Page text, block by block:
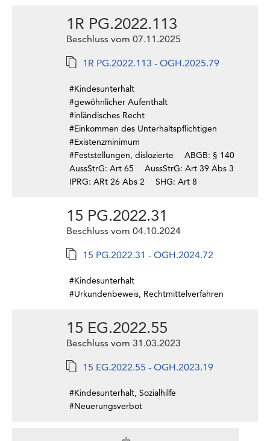
1R PG.2022.113
Beschluss vom 07.11.2025
1R PG.2022.113 - OGH.2025.79
#Kindesunterhalt
#gewöhnlicher Aufenthalt
#inländisches Recht
#Einkommen des Unterhaltspflichtigen
#Existenzminimum
#Feststellungen, dislozierte
ABGB: § 140
AussStrG: Art 65
AussStrG: Art 39 Abs 3
IPRG: ARt 26 Abs 2
SHG: Art 8
15 PG.2022.31
Beschluss vom 04.10.2024
15 PG.2022.31 - OGH.2024.72
#Kindesunterhalt
#Urkundenbeweis, Rechtmittelverfahren
15 EG.2022.55
Beschluss vom 31.03.2023
15 EG.2022.55 - OGH.2023.19
#Kindesunterhalt, Sozialhilfe
#Neuerungsverbot